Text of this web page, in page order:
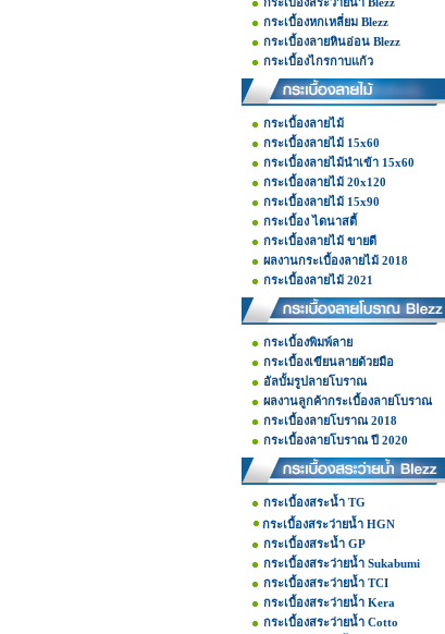
กระเบื้องหกเหลี่ยม Blezz
กระเบื้องลายหินอ่อน Blezz
กระเบื้องไกรกาบแก้ว
กระเบื้องลายไม้
กระเบื้องลายไม้ 15x60
กระเบื้องลายไม้นำเข้า 15x60
กระเบื้องลายไม้ 20x120
กระเบื้องลายไม้ 15x90
กระเบื้อง ไดนาสตี้
กระเบื้องลายไม้ ขายดี
ผลงานกระเบื้องลายไม้ 2018
กระเบื้องลายไม้ 2021
กระเบื้องพิมพ์ลาย
กระเบื้องเขียนลายด้วยมือ
อัลบั้มรูปลายโบราณ
ผลงานลูกค้ากระเบื้องลายโบราณ
กระเบื้องลายโบราณ 2018
กระเบื้องลายโบราณ ปี 2020
กระเบื้องสระน้ำ TG
กระเบื้องสระว่ายน้ำ HGN
กระเบื้องสระน้ำ GP
กระเบื้องสระว่ายน้ำ Sukabumi
กระเบื้องสระว่ายน้ำ TCI
กระเบื้องสระว่ายน้ำ Kera
กระเบื้องสระว่ายน้ำ Cotto